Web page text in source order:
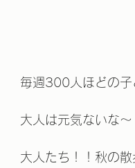
毎週300人ほどの子
大人は元気ないな
大人たち！！秋の